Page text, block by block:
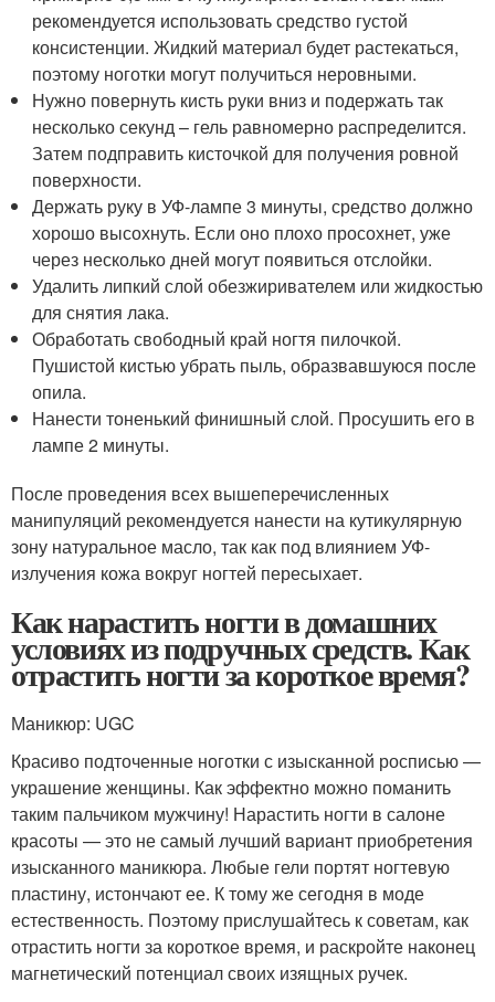
рекомендуется использовать средство густой
консистенции. Жидкий материал будет растекаться,
поэтому ноготки могут получиться неровными.
Нужно повернуть кисть руки вниз и подержать так
несколько секунд – гель равномерно распределится.
Затем подправить кисточкой для получения ровной
поверхности.
Держать руку в УФ-лампе 3 минуты, средство должно
хорошо высохнуть. Если оно плохо просохнет, уже
через несколько дней могут появиться отслойки.
Удалить липкий слой обезжиривателем или жидкостью
для снятия лака.
Обработать свободный край ногтя пилочкой.
Пушистой кистью убрать пыль, образвавшуюся после
опила.
Нанести тоненький финишный слой. Просушить его в
лампе 2 минуты.
После проведения всех вышеперечисленных
манипуляций рекомендуется нанести на кутикулярную
зону натуральное масло, так как под влиянием УФ-
излучения кожа вокруг ногтей пересыхает.
Как нарастить ногти в домашних
условиях из подручных средств. Как
отрастить ногти за короткое время?
Маникюр: UGC
Красиво подточенные ноготки с изысканной росписью —
украшение женщины. Как эффектно можно поманить
таким пальчиком мужчину! Нарастить ногти в салоне
красоты — это не самый лучший вариант приобретения
изысканного маникюра. Любые гели портят ногтевую
пластину, истончают ее. К тому же сегодня в моде
естественность. Поэтому прислушайтесь к советам, как
отрастить ногти за короткое время, и раскройте наконец
магнетический потенциал своих изящных ручек.